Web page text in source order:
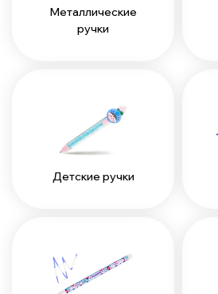
Металлические
ручки
Детские ручки